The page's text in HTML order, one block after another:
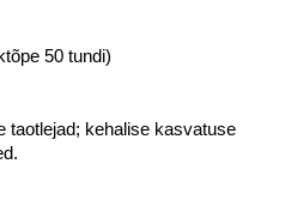
50 tundi)
taotlejad; kehalise kasvatuse